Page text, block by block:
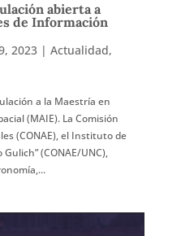
abierta a
de Información
2023| Actualidad,
a la Maestría en
(MAIE). La Comisión
(CONAE), el Instituto de
(CONAE/UNC),